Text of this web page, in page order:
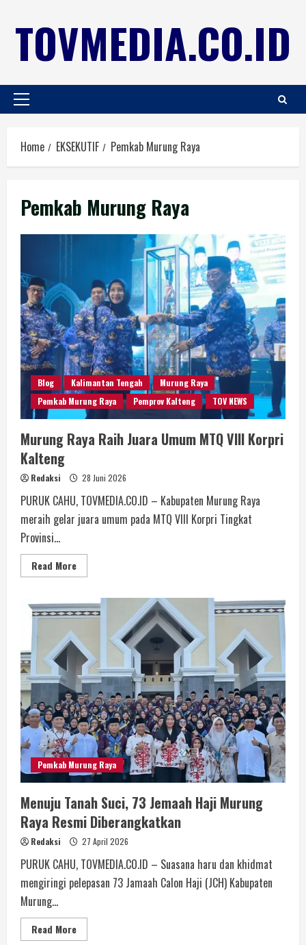
TOVMEDIA.CO.ID
Home EKSEKUTIF Pemkab Murung Raya
Pemkab Murung Raya
Blog Kalimantan Tengah
Murung Raya
Pemkab Murung Raya
Pemprov Kalteng TOV NEWS
Murung Raya Raih Juara Umum MTQ VIII Korpri
Kalteng
Redaksi 28 Juni 2026
PURUK CAHU, TOVMEDIA.CO.ID – Kabupaten Murung Raya
meraih gelar juara umum pada MTQ VIII Korpri Tingkat
Provinsi...
Read More
Pemkab Murung Raya
Menuju Tanah Suci, 73 Jemaah Haji Murung
Raya Resmi Diberangkatkan
Redaksi 27 April 2026
PURUK CAHU, TOVMEDIA.CO.ID – Suasana haru dan khidmat
mengiringi pelepasan 73 Jamaah Calon Haji (JCH) Kabupaten
Murung...
Read More